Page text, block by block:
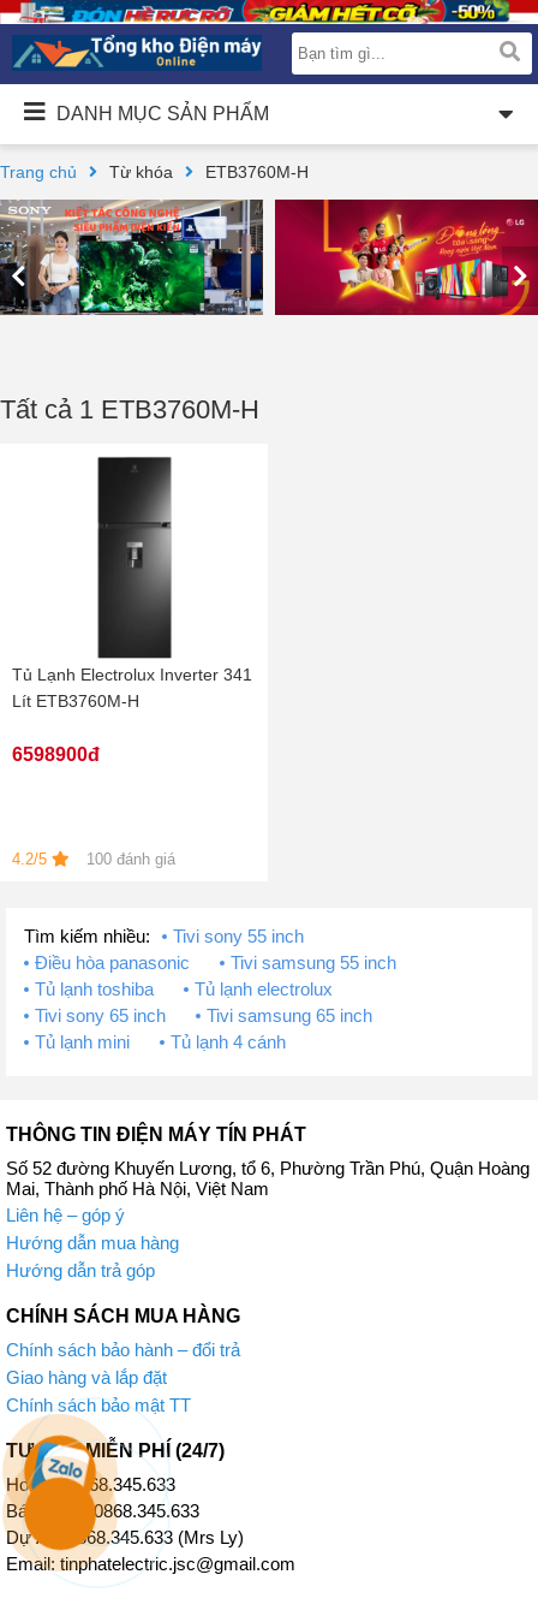
DANH MỤC SẢN PHẨM
Trang chủ Từ khóa ETB3760M-H
Tất cả 1 ETB3760M-H
Tủ Lạnh Electrolux Inverter 341
Lít ETB3760M-H
6598900đ
4.2/5 100 đánh giá
Tìm kiếm nhiều:
Tivi sony 55 inch
Điều hòa panasonic
Tivi samsung 55 inch
Tủ lạnh toshiba
Tủ lạnh electrolux
Tivi sony 65 inch
Tivi samsung 65 inch
Tủ lạnh mini
Tủ lạnh 4 cánh
THÔNG TIN ĐIỆN MÁY TÍN PHÁT
Số 52 đường Khuyến Lương, tổ 6, Phường Trần Phú, Quận Hoàng
Mai, Thành phố Hà Nội, Việt Nam
Liên hệ – góp ý
Hướng dẫn mua hàng
Hướng dẫn trả góp
CHÍNH SÁCH MUA HÀNG
Chính sách bảo hành – đổi trả
Giao hàng và lắp đặt
Chính sách bảo mật TT
TƯ VẤN MIỄN PHÍ (24/7)
Hotline: 0868.345.633
Bán Hàng: 0868.345.633
Dự Án: 0868.345.633 (Mrs Ly)
Email: tinphatelectric.jsc@gmail.com